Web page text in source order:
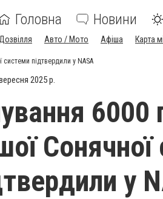
Головна Новини
Дозвілля Авто / Мото Афіша Карта
підтвердили у NASA
2025 р.
Сонячної
у